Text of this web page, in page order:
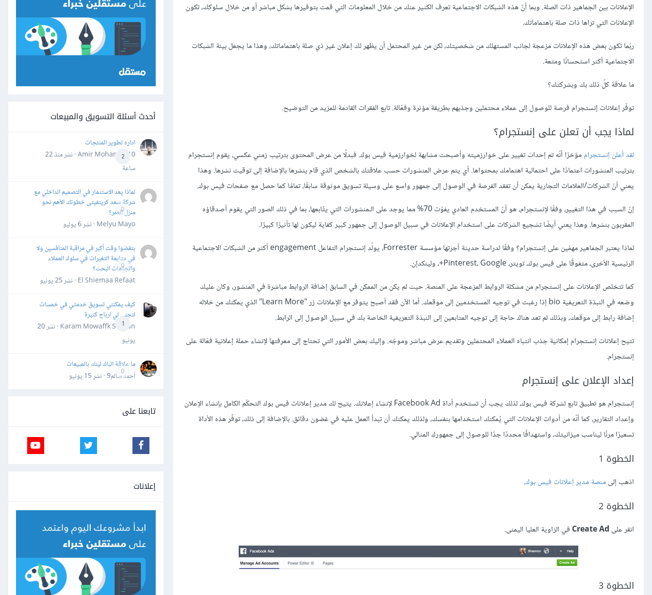
الإعلانات بين الجماهير ذات الصلة. وبما أنّ هذه الشبكات الاجتماعية تعرف الكثير عنك من خلال المعلومات التي قمت بتوفيرها بشكل مباشر أو من خلال سلوكك، تكون
الإعلانات التي تراها ذات صلة باهتماماتك.
ربّما تكون بعض هذه الإعلانات مزعجة لجانب المستهلك من شخصيتك، لكن من غير المحتمل أن يظهر لك إعلان غير ذي صلة باهتماماتك، وهذا ما يجعل بيئة الشبكات
الاجتماعية أكثر استحسانًا ومتعة.
ما علاقة كلّ ذلك بك وبشركتك؟
توفّر إعلانات إنستجرام فرصة للوصول إلى عملاء محتملين وجذبهم بطريقة مؤثرة وفعّالة. تابع الفقرات القادمة للمزيد من التوضيح.
لماذا يجب أن تعلن على إنستجرام؟
لقد أعلن إنستجراممؤخرًا أنّه تم إحداث تغيير على خوارزميته وأصبحت مشابهة لخوارزمية فيس بوك. فبدلًا من عرض المحتوى بترتيب زمني عكسي، يقوم إنستجرام
بترتيب المنشورات اعتمادًا على احتمالية اهتمامك بمحتواها. أي يتم عرض المنشورات حسب علاقتك بالشخص الذي قام بنشرها بالإضافة إلى توقيت نشرها. وهذا
يعني أنّ الشركات/العلامات التجارية يمكن أن تفقد الفرصة في الوصول إلى جمهور واسع على وسيلة تسويق موثوقة سابقًا، تمامًا كما حصل مع صفحات فيس بوك.
إنّ السبب في هذا التغيير، وفقًا لإنستجرام، هو أنّ المستخدم العادي يفوّت 70% مما يوجد على الـمنشورات التي يتُابعها، بما في ذلك الصور التي يقوم أصدقاؤه
المقربون بنشرها. وهذا يعني أيضًا تشجيع الشركات على استخدام الإعلانات في سبيل الوصول إلى جمهور كبير كفاية ليكون لها تأثيرًا كبيرًا.
لماذا يعتبر الجماهير مهمّين على إنستجرام؟ وفقًا لدراسة حديثة أجرتها مؤسسة Forrester، يولّد إنستجرام التفاعل engagement أكثر من الشبكات الاجتماعية
الرئيسية الأخرى، متفوقًا على فيس بوك، تويتر، Pinterest، Google+، ولينكدإن.
كما تتخلص الإعلانات على إنستجرام من مشكلة الروابط المزعجة على المنصة. حيث لم يكن من الممكن في السابق إضافة الروابط مباشرة في المنشور، وكان عليك
وضعه في النبذة التعريفية bio إذا رغبت في توجيه المستخدمين إلى موقعك. أما الآن فقد أصبح يتوفر مع الإعلانات زر "Learn More" الذي يمكنك من خلاله
إضافة رابط إلى موقعك، وبذلك لم تعد هناك حاجة إلى توجيه المتابعين إلى النبذة التعريفية الخاصة بك في سبيل الوصول إلى الرابط.
تتيح إعلانات إنستجرام إمكانية جذب انتباه العملاء المحتملين وتقديم عرض مباشر وموجّه. وإليك بعض الأمور التي تحتاج إلى معرفتها لإنشاء حملة إعلانية فعّالة على
إنستجرام.
إعداد الإعلان على إنستجرام
إنستجرام هو تطبيق تابع لشركة فيس بوك، لذلك يجب أن تستخدم أداة Facebook Ad لإنشاء إعلانك. يتيح لك مدير إعلانات فيس بوك التحكّم الكامل بإنشاء الإعلان
وإعداد التقارير، كما أنّه من أدوات الإعلانات التي يُمكنك استخدامها بنفسك، ولذلك يمكنك أن تبدأ العمل عليه في غضون دقائق. بالإضافة إلى ذلك، توفّر هذه الأداة
تسعيرًا مرنًا ليناسب ميزانيتك، واستهدافًا محددًا جدًا للوصول إلى جمهورك المثالي.
الخطوة 1
اذهب إلىمنصة مدير إعلانات فيس بوك.
الخطوة 2
انقر على Create Ad في الزاوية العليا اليمنى.
الخطوة 3
أحدث أسئلة التسويق والمبيعات
2
اداره تطوير المنتجات
Amir Mohamed10 · نشر
منذ 22
ساعة
0
لماذا يعد الاستثمار في التصميم الداخلي مع
شركة سعد كريتفيتى خطوتك الأهم نحو
منزل العمر؟
Melyu Mayo · نشر
6 يوليو
0
بتقضوا وقت أكبر في مراقبة المنافسين ولا
في متابعة التغيرات في سلوك العملاء
واتجاهات البحث؟
El Shiemaa Refaat · نشر
25 يونيو
1
كيف يمكنني تسويق خدمتي في خمسات
لتجني لي ارباح كثيرة
Karam Mowaffk Sarhan · نشر
20
يونيو
0
ما علاقة الباك لينك بالمبيعات
أحمد سالم9 · نشر
15 يونيو
تابعنا على
إعلانات